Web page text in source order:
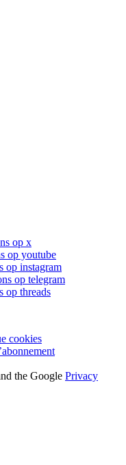
op x
op youtube
op instagram
op telegram
op threads
cookies
the Google Privacy